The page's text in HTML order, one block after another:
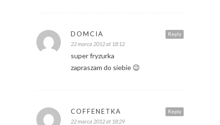
Reply
DOMCIA
22 marca 2012 at 18:12
super fryzurka
zapraszam do siebie 😉
Reply
COFFENETKA
22 marca 2012 at 18:29